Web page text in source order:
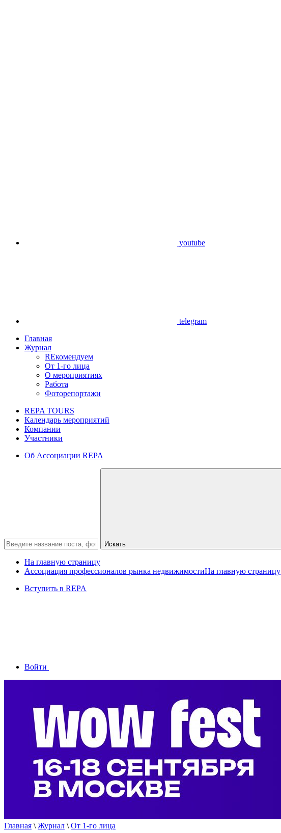
youtube
telegram
Главная
Журнал
REкомендуем
От 1-го лица
О мероприятиях
Работа
Фоторепортажи
REPA TOURS
Календарь мероприятий
Компании
Участники
Об Ассоциации REPA
Искать
На главную страницу
Ассоциация профессионалов рынка недвижимостиНа главную страницу
Вступить в REPA
Войти
Главная \ Журнал \ От 1-го лица